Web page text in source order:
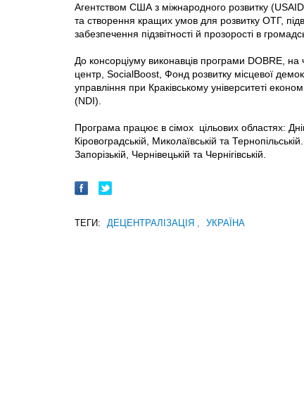
Агентством США з міжнародного розвитку
та створення кращих умов для розвитку ОТГ,
забезпечення підзвітності й прозорості в
До консорціуму виконавців програми DOBRE,
центр, SocialBoost, Фонд розвитку місцевої
управління при Краківському університеті
(NDI).
Програма працює в сімох цільових областях:
Кіровоградській, Миколаївській та
Запорізькій, Чернівецькій та Чернігівській.
ТЕГИ: ДЕЦЕНТРАЛІЗАЦІЯ УКРАЇНА